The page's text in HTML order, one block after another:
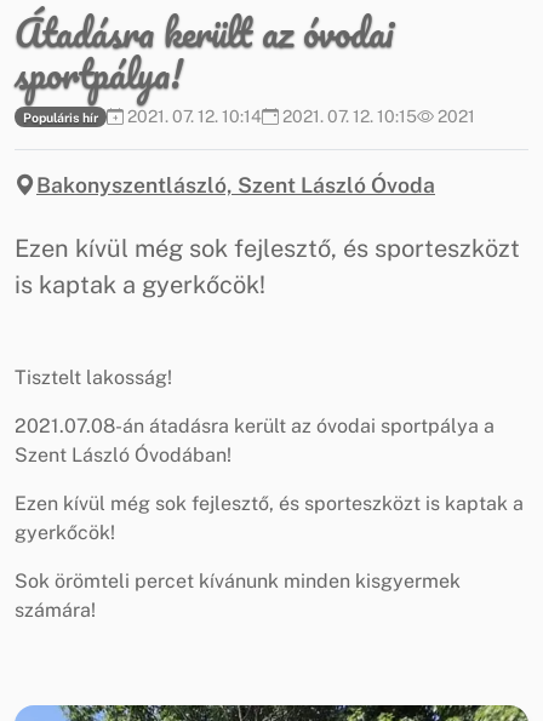
Átadásra került az óvodai
sportpálya!
Populáris hír 2021. 07. 12. 10:14 2021. 07. 12. 10:15 2021
Bakonyszentlászló, Szent László Óvoda
Ezen kívül még sok fejlesztő, és sporteszközt
is kaptak a gyerkőcök!
Tisztelt lakosság!
2021.07.08-án átadásra került az óvodai sportpálya a
Szent László Óvodában!
Ezen kívül még sok fejlesztő, és sporteszközt is kaptak a
gyerkőcök!
Sok örömteli percet kívánunk minden kisgyermek
számára!